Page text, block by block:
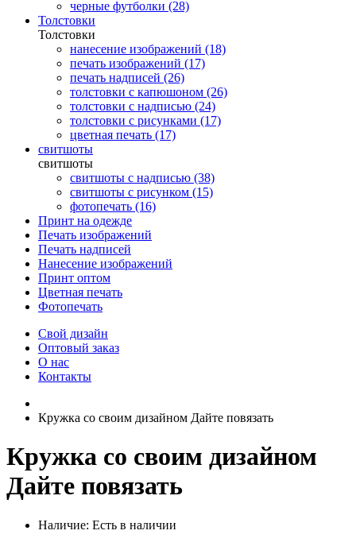
черные футболки (28)
Толстовки
Толстовки
нанесение изображений (18)
печать изображений (17)
печать надписей (26)
толстовки с капюшоном (26)
толстовки с надписью (24)
толстовки с рисунками (17)
цветная печать (17)
свитшоты
свитшоты
свитшоты с надписью (38)
свитшоты с рисунком (15)
фотопечать (16)
Принт на одежде
Печать изображений
Печать надписей
Нанесение изображений
Принт оптом
Цветная печать
Фотопечать
Свой дизайн
Оптовый заказ
О нас
Контакты
Кружка со своим дизайном Дайте повязать
Кружка со своим дизайном
Дайте повязать
Наличие: Есть в наличии